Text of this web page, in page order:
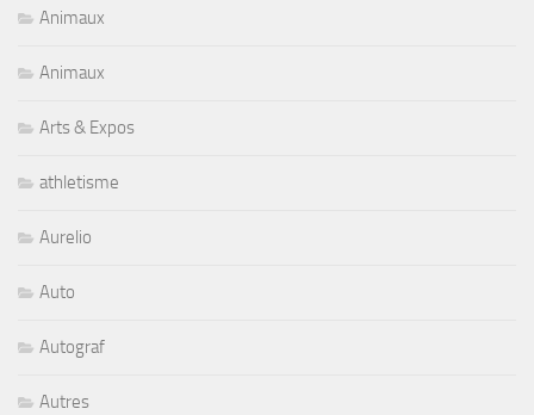
Animaux
Animaux
Arts & Expos
athletisme
Aurelio
Auto
Autograf
Autres